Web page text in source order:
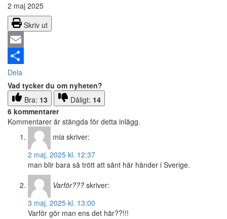
2 maj 2025
Skriv ut
Email
Dela
Vad tycker du om nyheten?
Bra: 13 Dåligt: 14
6 kommentarer
Kommentarer är stängda för detta inlägg.
mia skriver:
2 maj, 2025 kl. 12:37
man blir bara så trött att sånt här händer i Sverige.
Varför??? skriver:
3 maj, 2025 kl. 13:00
Varför gör man ens det här??!!!